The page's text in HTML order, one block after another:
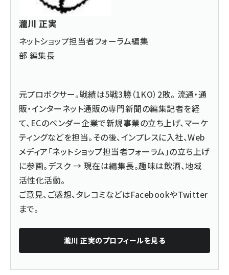
瀧川 正実
ネットショップ担当者フォーラム編集
部 編集長
元プロボクサー。戦績は5戦3勝（1KO）2敗。 流通・通
販・インターネット通販の専門新聞の編集記者を経
て、ECのベンダー企業で新規事業の立ち上げ、マーケ
ティングなどを担当。その後、インプレスに入社、Web
メディア「ネットショップ担当者フォーラム」の立ち上げ
に参画。デスク → 現在は編集長。趣味は飲酒、地域
活性化活動。
ご意見、ご感想、タレコミなどはFacebookやTwitter
まで。
瀧川 正実のプロフィールを見る